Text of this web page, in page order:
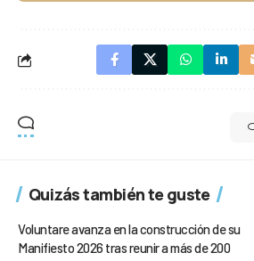
Quizás también te guste
Voluntare avanza en la construcción de su
Manifiesto 2026 tras reunir a más de 200